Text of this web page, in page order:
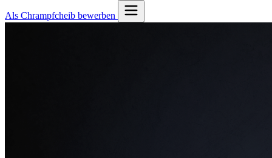
Als Chrampfcheib bewerben